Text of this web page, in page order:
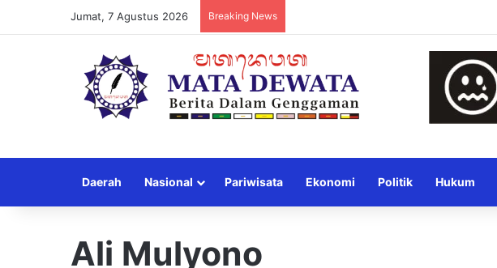
Jumat, 7 Agustus 2026 Breaking News
Daerah Nasional Pariwisata Ekonomi Politik Hukum
Ali Mulyono